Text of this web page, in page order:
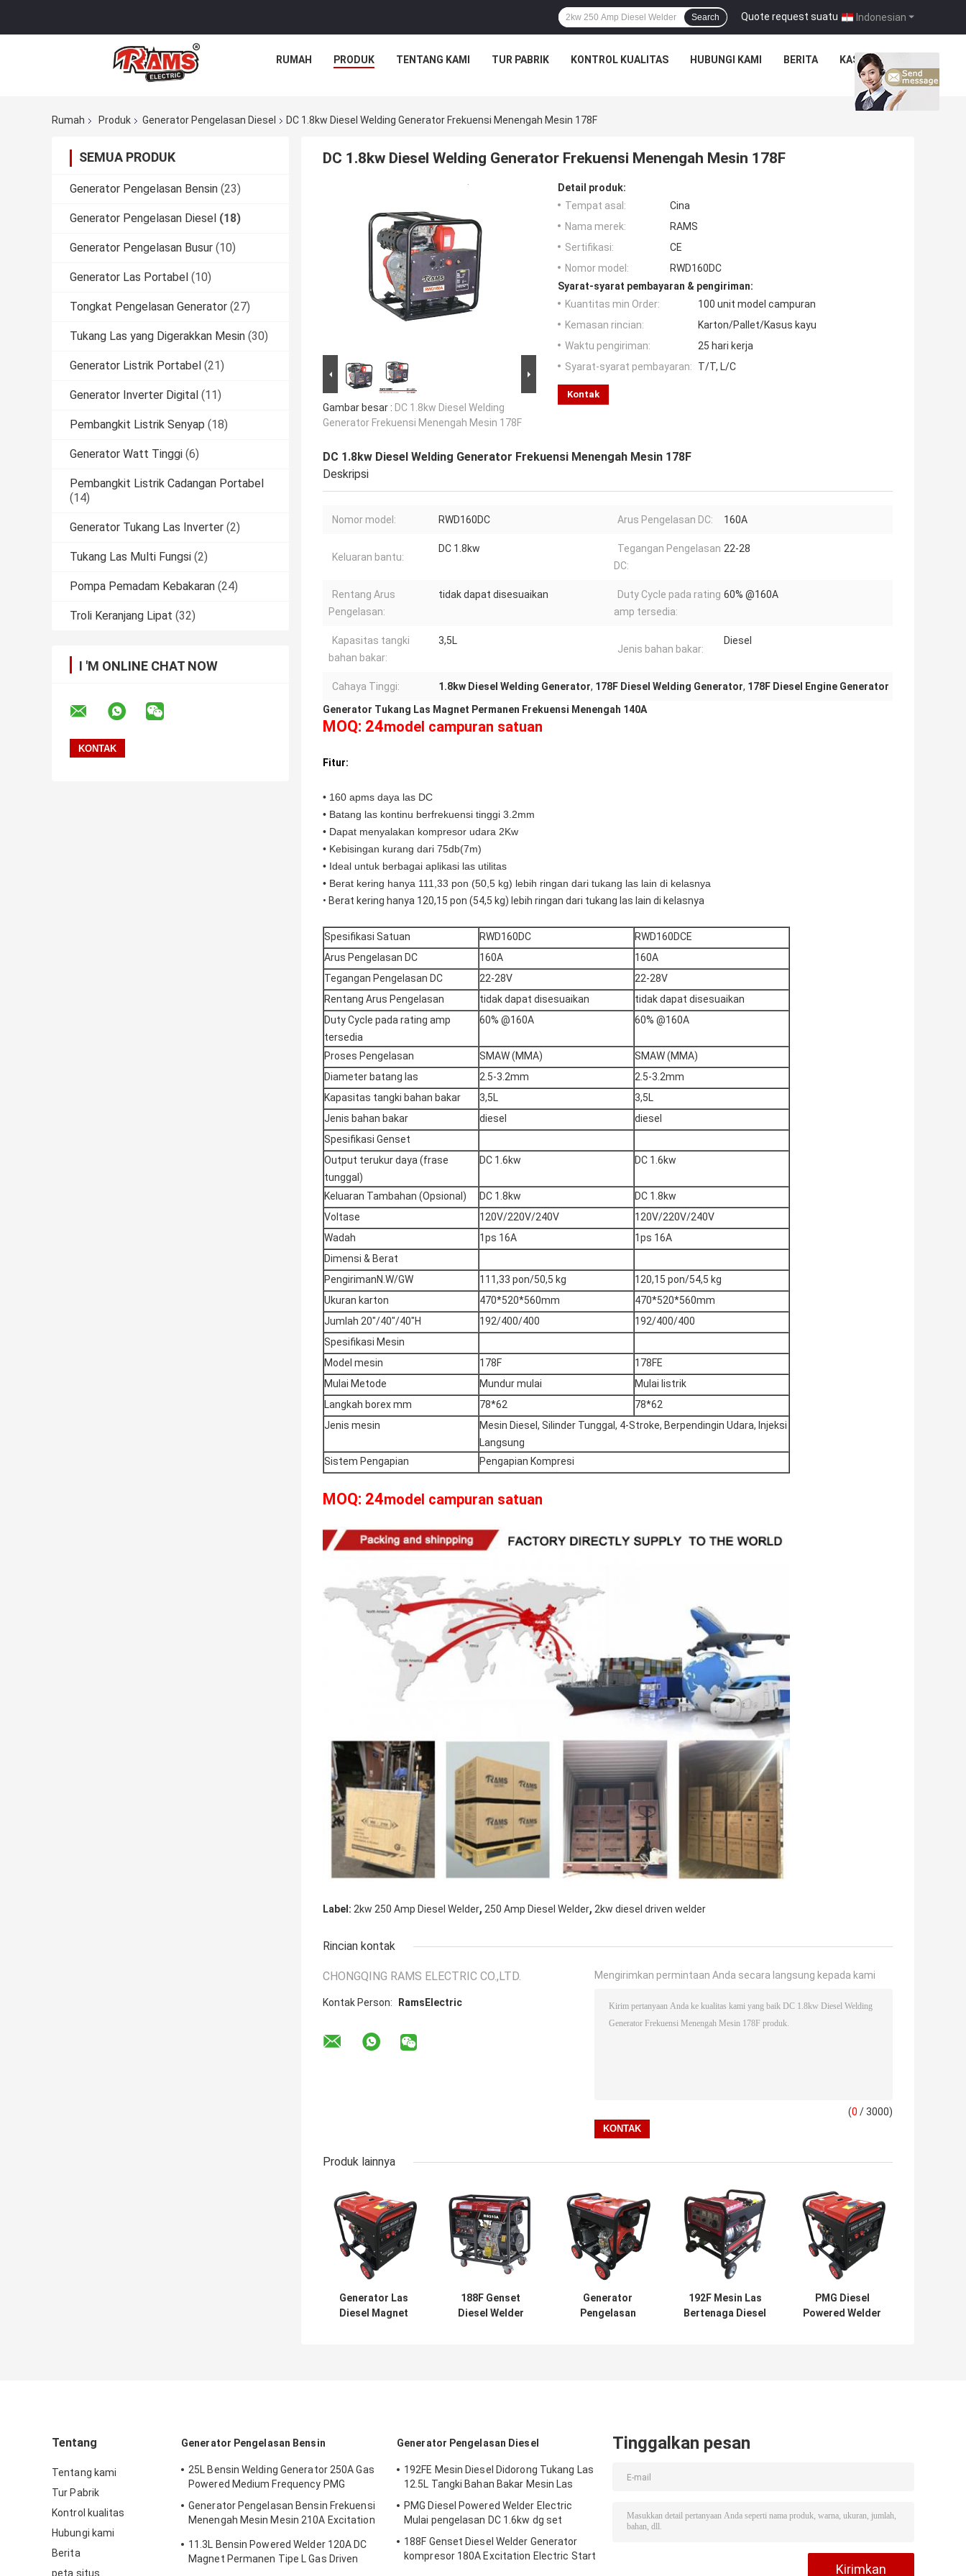
Indonesian
Quote request suatu |
Search
RUMAH PRODUK TENTANG KAMI TUR PABRIK KONTROL KUALITAS HUBUNGI KAMI BERITA KASUS
Rumah Produk Generator Pengelasan Diesel DC 1.8kw Diesel Welding Generator Frekuensi Menengah Mesin 178F
SEMUA PRODUK
Generator Pengelasan Bensin (23)
Generator Pengelasan Diesel (18)
Generator Pengelasan Busur (10)
Generator Las Portabel (10)
Tongkat Pengelasan Generator (27)
Tukang Las yang Digerakkan Mesin (30)
Generator Listrik Portabel (21)
Generator Inverter Digital (11)
Pembangkit Listrik Senyap (18)
Generator Watt Tinggi (6)
Pembangkit Listrik Cadangan Portabel
(14)
Generator Tukang Las Inverter (2)
Tukang Las Multi Fungsi (2)
Pompa Pemadam Kebakaran (24)
Troli Keranjang Lipat (32)
I 'M ONLINE CHAT NOW
DC 1.8kw Diesel Welding Generator Frekuensi Menengah Mesin 178F
Gambar besar : DC 1.8kw Diesel Welding
Generator Frekuensi Menengah Mesin 178F
Detail produk:
Tempat asal:
Cina
Nama merek:
RAMS
Sertifikasi:
CE
Nomor model:
RWD160DC
Syarat-syarat pembayaran & pengiriman:
Kuantitas min Order:
100 unit model campuran
Kemasan rincian:
Karton/Pallet/Kasus kayu
Waktu pengiriman:
25 hari kerja
Syarat-syarat pembayaran:
T/T, L/C
Kontak
DC 1.8kw Diesel Welding Generator Frekuensi Menengah Mesin 178F
Deskripsi
Nomor model: RWD160DC Arus Pengelasan DC: 160A
Keluaran bantu:
DC 1.8kw
Tegangan Pengelasan
DC:
22-28
Rentang Arus
Pengelasan:
tidak dapat disesuaikan
Duty Cycle pada rating
amp tersedia:
60% @160A
Kapasitas tangki
bahan bakar:
3,5L
Jenis bahan bakar:
Diesel
Cahaya Tinggi: 1.8kw Diesel Welding Generator, 178F Diesel Welding Generator, 178F Diesel Engine Generator
Generator Tukang Las Magnet Permanen Frekuensi Menengah 140A
MOQ: 24model campuran satuan
Fitur:
• 160 apms daya las DC
• Batang las kontinu berfrekuensi tinggi 3.2mm
• Dapat menyalakan kompresor udara 2Kw
• Kebisingan kurang dari 75db(7m)
• Ideal untuk berbagai aplikasi las utilitas
• Berat kering hanya 111,33 pon (50,5 kg) lebih ringan dari tukang las lain di kelasnya
• Berat kering hanya 120,15 pon (54,5 kg) lebih ringan dari tukang las lain di kelasnya
Spesifikasi Satuan RWD160DC
RWD160DCE
Arus Pengelasan DC
160A
160A
Tegangan Pengelasan DC
22-28V
22-28V
Rentang Arus Pengelasan
tidak dapat disesuaikan
tidak dapat disesuaikan
Duty Cycle pada rating amp
tersedia
60% @160A 60% @160A
Proses Pengelasan SMAW (MMA)
SMAW (MMA)
Diameter batang las
2.5-3.2mm
2.5-3.2mm
Kapasitas tangki bahan bakar
3,5L
3,5L
Jenis bahan bakar
diesel
diesel
Spesifikasi Genset
Output terukur daya (frase
tunggal)
DC 1.6kw DC 1.6kw
Keluaran Tambahan (Opsional) DC 1.8kw
DC 1.8kw
Voltase
120V/220V/240V
120V/220V/240V
Wadah
1ps 16A
1ps 16A
Dimensi & Berat
PengirimanN.W/GW
111,33 pon/50,5 kg
120,15 pon/54,5 kg
Ukuran karton
470*520*560mm
470*520*560mm
Jumlah 20"/40"/40"H
192/400/400
192/400/400
Spesifikasi Mesin
Model mesin
178F
178FE
Mulai Metode
Mundur mulai
Mulai listrik
Langkah borex mm
78*62
78*62
Jenis mesin
Mesin Diesel, Silinder Tunggal, 4-Stroke, Berpendingin Udara, Injeksi
Langsung
Sistem Pengapian
Pengapian Kompresi
MOQ: 24model campuran satuan
Label: 2kw 250 Amp Diesel Welder, 250 Amp Diesel Welder, 2kw diesel driven welder
Rincian kontak
CHONGQING RAMS ELECTRIC CO.,LTD.
Kontak Person: RamsElectric
Mengirimkan permintaan Anda secara langsung kepada kami
(0 / 3000)
Produk lainnya
Generator Las
Diesel Magnet
188F Genset
Diesel Welder
Generator
Pengelasan
192F Mesin Las
Bertenaga Diesel
PMG Diesel
Powered Welder
Tentang
Tentang kami
Tur Pabrik
Kontrol kualitas
Hubungi kami
Berita
peta situs
Generator Pengelasan Bensin
25L Bensin Welding Generator 250A Gas
Powered Medium Frequency PMG
Generator Pengelasan Bensin Frekuensi
Menengah Mesin Mesin 210A Excitation
11.3L Bensin Powered Welder 120A DC
Magnet Permanen Tipe L Gas Driven
Generator Pengelasan Diesel
192FE Mesin Diesel Didorong Tukang Las
12.5L Tangki Bahan Bakar Mesin Las
PMG Diesel Powered Welder Electric
Mulai pengelasan DC 1.6kw dg set
188F Genset Diesel Welder Generator
kompresor 180A Excitation Electric Start
Tinggalkan pesan